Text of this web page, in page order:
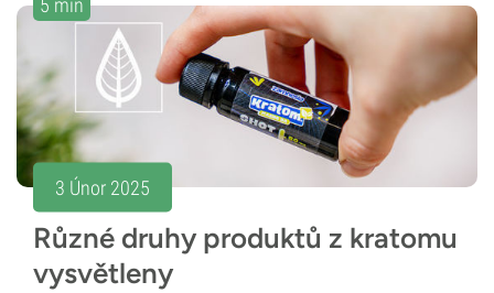
5 min
3 Únor 2025
Různé druhy produktů z kratomu
vysvětleny